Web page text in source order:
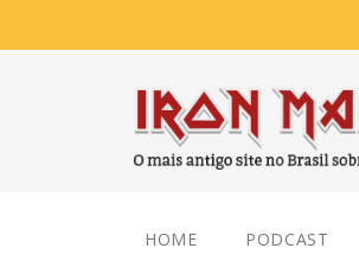
HOME PODCAST